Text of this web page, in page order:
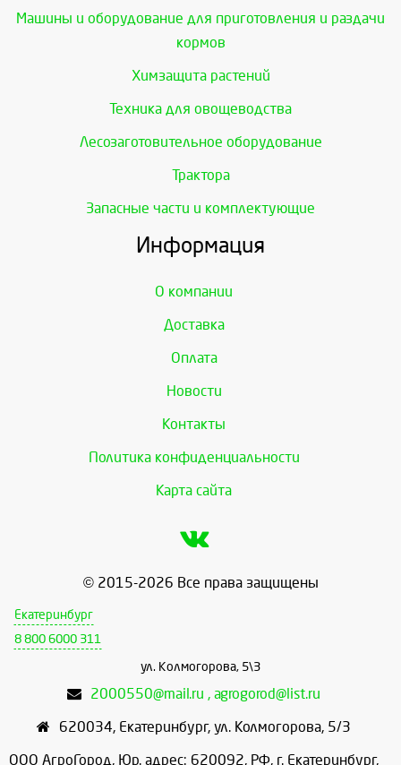
Машины и оборудование для приготовления и раздачи
кормов
Химзащита растений
Техника для овощеводства
Лесозаготовительное оборудование
Трактора
Запасные части и комплектующие
Информация
О компании
Доставка
Оплата
Новости
Контакты
Политика конфиденциальности
Карта сайта
© 2015-2026 Все права защищены
Екатеринбург
8 800 6000 311
ул. Колмогорова, 5\3
2000550@mail.ru , agrogorod@list.ru
620034, Екатеринбург, ул. Колмогорова, 5/3
ООО АгроГород, Юр. адрес: 620092, РФ, г. Екатеринбург,